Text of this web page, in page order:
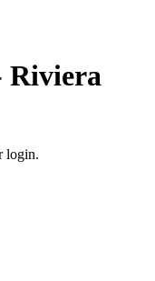
Riviera
login.